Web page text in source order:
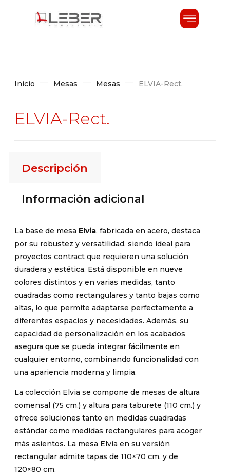
Inicio Mesas Mesas ELVIA-Rect.
ELVIA-Rect.
Descripción
Información adicional
La base de mesa Elvia, fabricada en acero, destaca
por su robustez y versatilidad, siendo ideal para
proyectos contract que requieren una solución
duradera y estética. Está disponible en nueve
colores distintos y en varias medidas, tanto
cuadradas como rectangulares y tanto bajas como
altas, lo que permite adaptarse perfectamente a
diferentes espacios y necesidades. Además, su
capacidad de personalización en los acabados
asegura que se pueda integrar fácilmente en
cualquier entorno, combinando funcionalidad con
una apariencia moderna y limpia.
La colección Elvia se compone de mesas de altura
comensal (75 cm.) y altura para taburete (110 cm.) y
ofrece soluciones tanto en medidas cuadradas
estándar como medidas rectangulares para acoger
más asientos. La mesa Elvia en su versión
rectangular admite tapas de 110×70 cm. y de
120×80 cm.